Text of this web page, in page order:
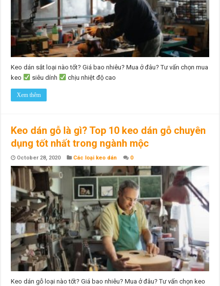
Keo dán sắt loại nào tốt? Giá bao nhiêu? Mua ở đâu? Tư vấn chọn mua
keo
siêu dính chịu nhiệt độ cao
Xem thêm
Keo dán gỗ là gì? Top 10 keo dán gỗ chuyên
dụng tốt nhất trong ngành mộc
October 28, 2020 Các loại keo dán 0
Keo dán gỗ loại nào tốt? Giá bao nhiêu? Mua ở đâu? Tư vấn chọn keo